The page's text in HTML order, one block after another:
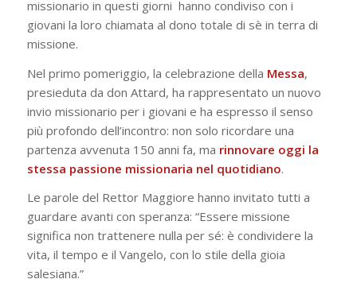
missionario in questi giorni hanno condiviso con i
giovani la loro chiamata al dono totale di sè in terra di
missione.
Nel primo pomeriggio, la celebrazione della Messa,
presieduta da don Attard, ha rappresentato un nuovo
invio missionario per i giovani e ha espresso il senso
più profondo dell’incontro: non solo ricordare una
partenza avvenuta 150 anni fa, ma rinnovare oggi la
stessa passione missionaria nel quotidiano.
Le parole del Rettor Maggiore hanno invitato tutti a
guardare avanti con speranza: “Essere missione
significa non trattenere nulla per sé: è condividere la
vita, il tempo e il Vangelo, con lo stile della gioia
salesiana.”